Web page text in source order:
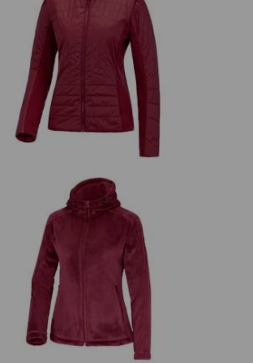
e.s. Functioneel gewatteerd thermo
stretch jack,d.
e.s. Zipjack Highloft, dames